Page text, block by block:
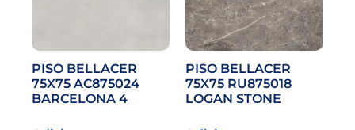
PISO BELLACER
75X75 AC875024
BARCELONA 4
PISO BELLACER
75X75 RU875018
LOGAN STONE